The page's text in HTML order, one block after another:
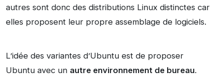
autres sont donc des distributions Linux distinctes car
elles proposent leur propre assemblage de logiciels.
L’idée des variantes d’Ubuntu est de proposer
Ubuntu avec un autre environnement de bureau.